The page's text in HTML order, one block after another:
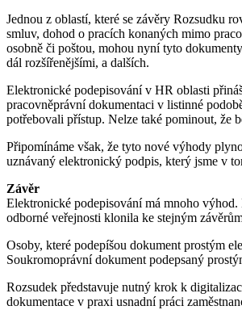
Jednou z oblastí, které se závěry Rozsudku
smluv, dohod o pracích konaných mimo
osobně či poštou, mohou nyní tyto
dál rozšířenějšími, a dalších.
Elektronické podepisování v HR oblasti
pracovněprávní dokumentaci v listinné
potřebovali přístup. Nelze také pominout, že
Připomínáme však, že tyto nové výhody
uznávaný elektronický podpis, který jsme v
Závěr
Elektronické podepisování má mnoho
odborné veřejnosti klonila ke stejným
Osoby, které podepíšou dokument prostým
Soukromoprávní dokument podepsaný
Rozsudek představuje nutný krok k
dokumentace v praxi usnadní práci